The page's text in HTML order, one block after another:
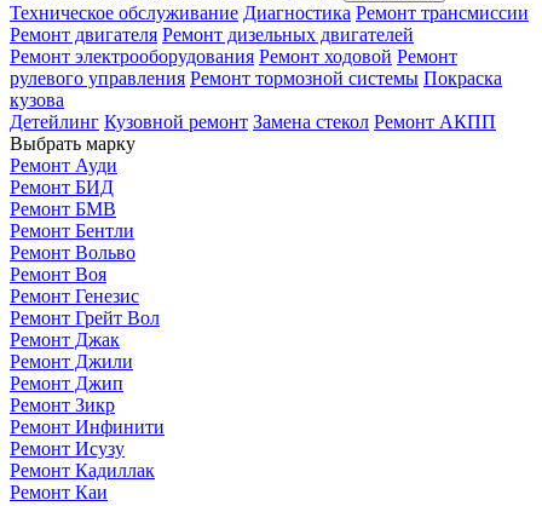
Техническое обслуживание Диагностика Ремонт трансмиссии
Ремонт двигателя Ремонт дизельных двигателей
Ремонт электрооборудования Ремонт ходовой Ремонт
рулевого управления Ремонт тормозной системы Покраска
кузова
Детейлинг Кузовной ремонт Замена стекол Ремонт АКПП
Выбрать марку
Ремонт Ауди
Ремонт БИД
Ремонт БМВ
Ремонт Бентли
Ремонт Вольво
Ремонт Воя
Ремонт Генезис
Ремонт Грейт Вол
Ремонт Джак
Ремонт Джили
Ремонт Джип
Ремонт Зикр
Ремонт Инфинити
Ремонт Исузу
Ремонт Кадиллак
Ремонт Каи